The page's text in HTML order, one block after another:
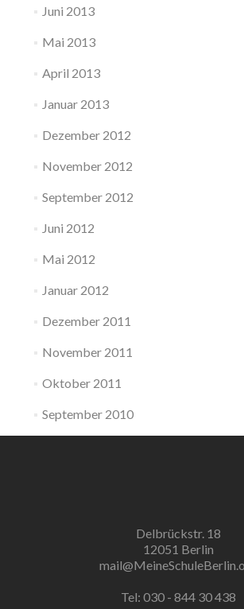
Juni 2013
Mai 2013
April 2013
Januar 2013
Dezember 2012
November 2012
September 2012
Juni 2012
Mai 2012
Januar 2012
Dezember 2011
November 2011
Oktober 2011
September 2010
Delbrückstr. 18
12051 Berlin
Tel: 030 - 844 30 438